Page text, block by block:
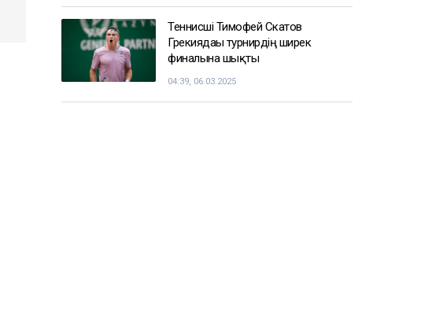
Теннисші Тимофей Скатов
Грекиядағы турнирдің ширек
финалына шықты
04:39, 06.03.2025